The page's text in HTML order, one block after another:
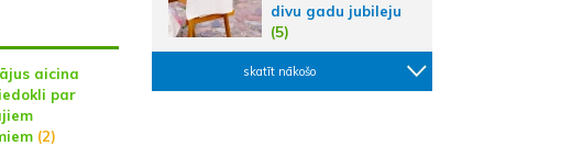
aicina
par
(2)
divu gadu jubileju
(5)
skatīt nākošo